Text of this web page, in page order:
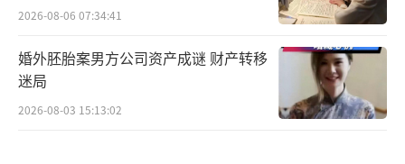
2026-08-06 07:34:41
婚外胚胎案男方公司资产成谜 财产转移
迷局
2026-08-03 15:13:02